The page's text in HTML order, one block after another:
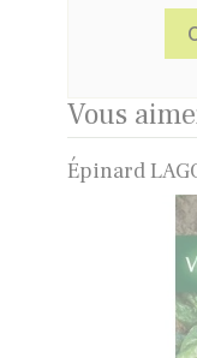
Vous
Épinard